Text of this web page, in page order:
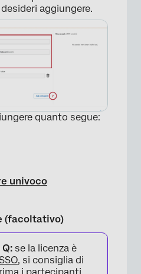
aggiungere.
quanto segue:
univoco
(facoltativo)
se la licenza è
SSO, si consiglia di